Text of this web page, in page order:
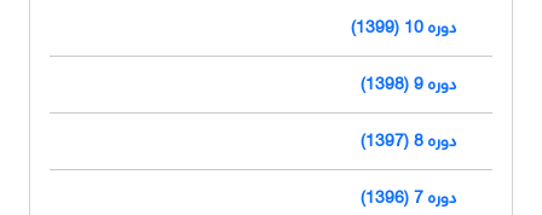
دوره 10 (1399)
دوره 9 (1398)
دوره 8 (1397)
دوره 7 (1396)